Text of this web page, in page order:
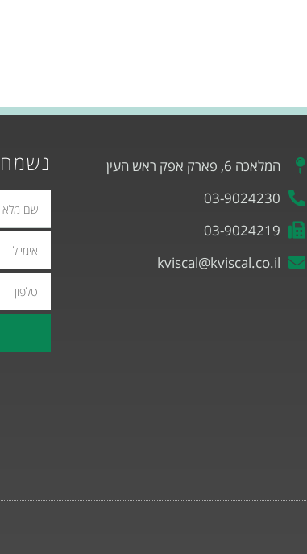
המלאכה 6, פארק אפק ראש העין
03-9024230
03-9024219
kviscal@kviscal.co.il